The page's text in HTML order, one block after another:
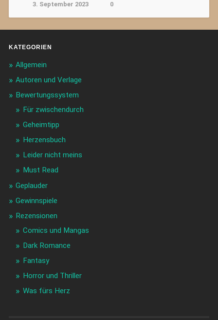
3. September 2023 0
KATEGORIEN
Allgemein
Autoren und Verlage
Bewertungssystem
Für zwischendurch
Geheimtipp
Herzensbuch
Leider nicht meins
Must Read
Geplauder
Gewinnspiele
Rezensionen
Comics und Mangas
Dark Romance
Fantasy
Horror und Thriller
Was fürs Herz